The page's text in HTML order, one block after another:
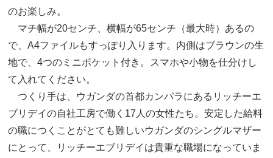
のお楽しみ。
マチ幅が20センチ、横幅が65センチ（最大時）あるの
で、A4ファイルもすっぽり入ります。内側はブラウンの生
地で、4つのミニポケット付き。スマホや小物を仕分けし
て入れてください。
つくり手は、ウガンダの首都カンパラにあるリッチーエ
ブリデイの自社工房で働く17人の女性たち。安定した給料
の職につくことがとても難しいウガンダのシングルマザー
にとって、リッチーエブリデイは貴重な職場になっていま